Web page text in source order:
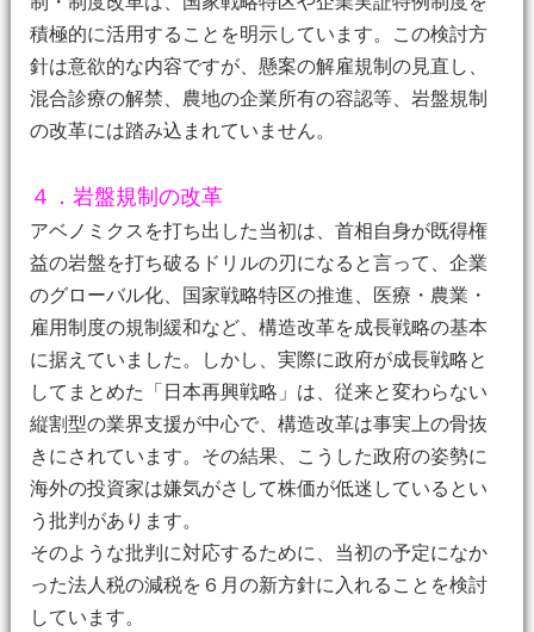
積極的に活用することを明示しています。この検討方
針は意欲的な内容ですが、懸案の解雇規制の見直し、
混合診療の解禁、農地の企業所有の容認等、岩盤規制
の改革には踏み込まれていません。
４．岩盤規制の改革
アベノミクスを打ち出した当初は、首相自身が既得権
益の岩盤を打ち破るドリルの刃になると言って、企業
のグローバル化、国家戦略特区の推進、医療・農業・
雇用制度の規制緩和など、構造改革を成長戦略の基本
に据えていました。しかし、実際に政府が成長戦略と
してまとめた「日本再興戦略」は、従来と変わらない
縦割型の業界支援が中心で、構造改革は事実上の骨抜
きにされています。その結果、こうした政府の姿勢に
海外の投資家は嫌気がさして株価が低迷しているとい
う批判があります。
そのような批判に対応するために、当初の予定になか
った法人税の減税を６月の新方針に入れることを検討
しています。